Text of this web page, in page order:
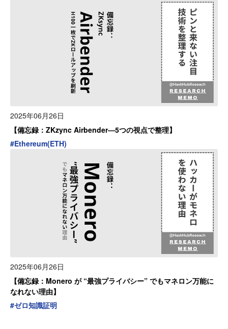
2025年06月26日
【備忘録：ZKzync Airbender—5つの視点で整理】
#Ethereum(ETH)
2025年06月26日
【備忘録：Monero が “最強プライバシー” でもマネロン万能に
なれない理由】
#ゼロ知識証明